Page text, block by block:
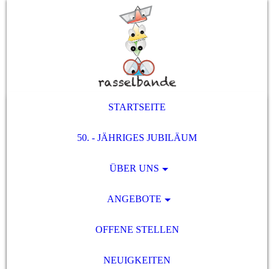
STARTSEITE
50. - JÄHRIGES JUBILÄUM
ÜBER UNS
ANGEBOTE
OFFENE STELLEN
NEUIGKEITEN